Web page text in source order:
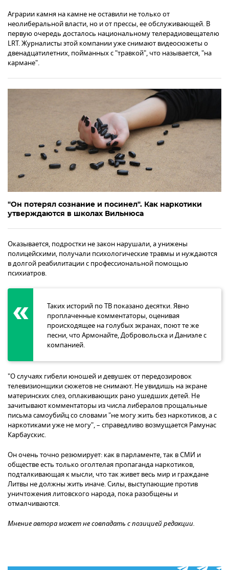
Аграрии камня на камне не оставили не только от
неолиберальной власти, но и от прессы, ее обслуживающей. В
первую очередь досталось национальному телерадиовещателю
LRT. Журналисты этой компании уже снимают видеосюжеты о
двенадцатилетних, пойманных с "травкой", что называется, "на
кармане".
"Он потерял сознание и посинел". Как наркотики
утверждаются в школах Вильнюса
Оказывается, подростки не закон нарушали, а унижены
полицейскими, получали психологические травмы и нуждаются
в долгой реабилитации с профессиональной помощью
психиатров.
Таких историй по ТВ показано десятки. Явно
проплаченные комментаторы, оценивая
происходящее на голубых экранах, поют те же
песни, что Армонайте, Добровольска и Даниэле с
компанией.
"О случаях гибели юношей и девушек от передозировок
телевизионщики сюжетов не снимают. Не увидишь на экране
материнских слез, оплакивающих рано ушедших детей. Не
зачитывают комментаторы из числа либералов прощальные
письма самоубийц со словами "не могу жить без наркотиков, а с
наркотиками уже не могу", – справедливо возмущается Рамунас
Карбаускис.
Он очень точно резюмирует: как в парламенте, так в СМИ и
обществе есть только оголтелая пропаганда наркотиков,
подталкивающая к мысли, что так живет весь мир и граждане
Литвы не должны жить иначе. Силы, выступающие против
уничтожения литовского народа, пока разобщены и
отмалчиваются.
Мнение автора может не совпадать с позицией редакции.